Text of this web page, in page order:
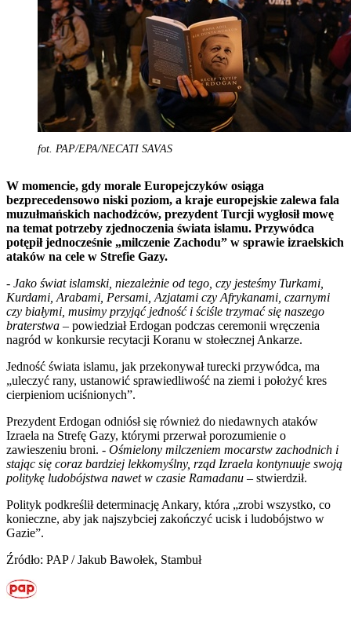
fot. PAP/EPA/NECATI SAVAS
W momencie, gdy morale Europejczyków osiąga
bezprecedensowo niski poziom, a kraje europejskie zalewa fala
muzułmańskich nachodźców, prezydent Turcji wygłosił mowę
na temat potrzeby zjednoczenia świata islamu. Przywódca
potępił jednocześnie „milczenie Zachodu” w sprawie izraelskich
ataków na cele w Strefie Gazy.
- Jako świat islamski, niezależnie od tego, czy jesteśmy Turkami,
Kurdami, Arabami, Persami, Azjatami czy Afrykanami, czarnymi
czy białymi, musimy przyjąć jedność i ściśle trzymać się naszego
braterstwa – powiedział Erdogan podczas ceremonii wręczenia
nagród w konkursie recytacji Koranu w stołecznej Ankarze.
Jedność świata islamu, jak przekonywał turecki przywódca, ma
„uleczyć rany, ustanowić sprawiedliwość na ziemi i położyć kres
cierpieniom uciśnionych”.
Prezydent Erdogan odniósł się również do niedawnych ataków
Izraela na Strefę Gazy, którymi przerwał porozumienie o
zawieszeniu broni. - Ośmielony milczeniem mocarstw zachodnich i
stając się coraz bardziej lekkomyślny, rząd Izraela kontynuuje swoją
politykę ludobójstwa nawet w czasie Ramadanu – stwierdził.
Polityk podkreślił determinację Ankary, która „zrobi wszystko, co
konieczne, aby jak najszybciej zakończyć ucisk i ludobójstwo w
Gazie”.
Źródło: PAP / Jakub Bawołek, Stambuł